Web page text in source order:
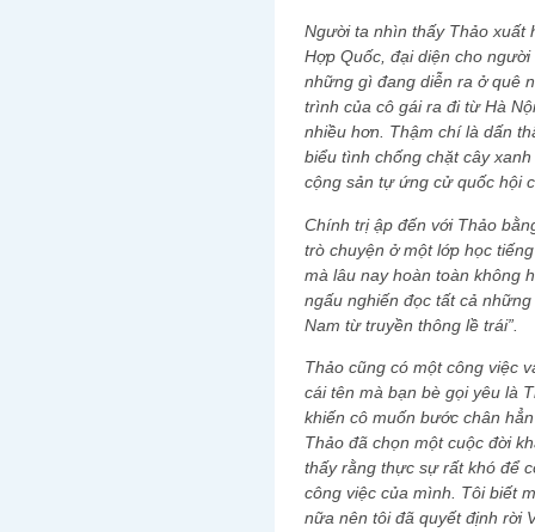
Người ta nhìn thấy Thảo xuất
Hợp Quốc, đại diện cho
những gì đang diễn ra ở quê
trình của cô gái ra đi từ Hà
nhiều hơn. Thậm chí là dấn
biểu tình chống chặt cây
cộng sản tự ứng cử quốc hội
Chính trị ập đến với Thảo
trò chuyện ở một lớp học
mà lâu nay hoàn toàn không
ngấu nghiến đọc tất cả
Nam từ truyền thông lề trái”.
Thảo cũng có một công việc
cái tên mà bạn bè gọi yêu là
khiến cô muốn bước chân
Thảo đã chọn một cuộc đời
thấy rằng thực sự rất khó để
công việc của mình. Tôi biết
nữa nên tôi đã quyết định rời